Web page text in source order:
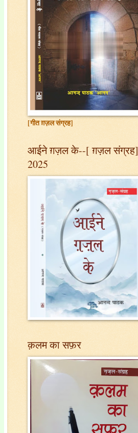
[गीत ग़ज़ल संग्रह]
आईने ग़ज़ल के--[ ग़ज़ल संग्रह]
2025
क़लम का सफ़र